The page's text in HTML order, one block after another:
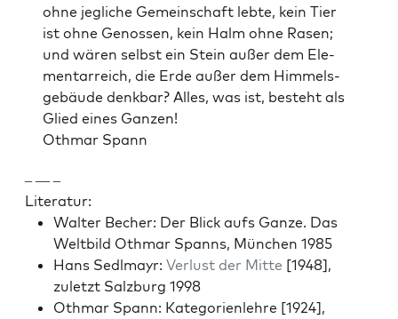
ohne jegliche Gemein­schaft lebte, kein Tier
ist ohne Genossen, kein Halm ohne Rasen;
und wären selb­st ein Stein außer dem Ele­
men­tar­re­ich, die Erde außer dem Him­mels­
ge­bäude denkbar? Alles, was ist, beste­ht als
Glied eines Ganzen!
Oth­mar Spann
– — –
Lit­er­atur:
Wal­ter Bech­er: Der Blick aufs Ganze. Das
Welt­bild Oth­mar Spanns, München 1985
Hans Sedl­mayr: Ver­lust der Mitte [1948],
zulet­zt Salzburg 1998
Oth­mar Spann: Kat­e­gorien­lehre [1924],